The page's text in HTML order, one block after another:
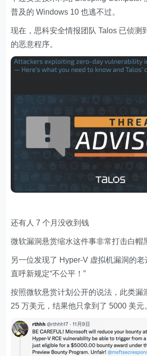
普及的 Windows 10 也逃不过。
现在，思科安全情报团队 Talos 已侦测
的恶意程序。
还有人 7 个月没收到钱
微软漏洞悬赏缩水这件事非常打击白帽
另一位发现了 Hyper-V 虚拟机漏洞的老
直呼新规定“不公平！”
按照微软悬赏计划公开的说法，此类漏
25 万美元，结果他只拿到了 5000 美元